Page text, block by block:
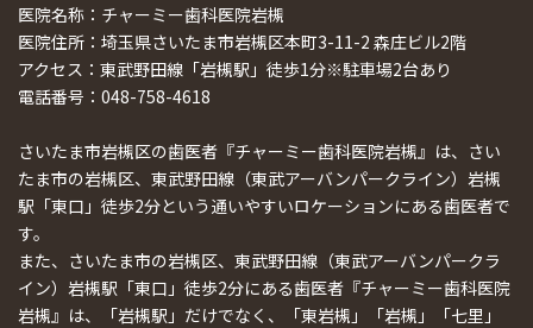
医院名称：チャーミー歯科医院岩槻
医院住所：埼玉県さいたま市岩槻区本町3-11-2 森庄ビル2階
アクセス：東武野田線「岩槻駅」徒歩1分※駐車場2台あり
電話番号：048-758-4618
さいたま市岩槻区の歯医者『チャーミー歯科医院岩槻』は、さい
たま市の岩槻区、東武野田線（東武アーバンパークライン）岩槻
駅「東口」徒歩2分という通いやすいロケーションにある歯医者で
す。
また、さいたま市の岩槻区、東武野田線（東武アーバンパークラ
イン）岩槻駅「東口」徒歩2分にある歯医者『チャーミー歯科医院
岩槻』は、「岩槻駅」だけでなく、「東岩槻」「岩槻」「七里」